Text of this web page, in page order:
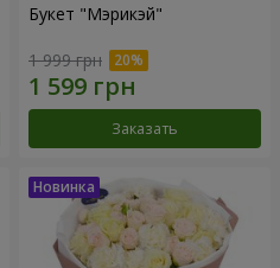
Букет "Мэрикэй"
1 999 грн
Заказать